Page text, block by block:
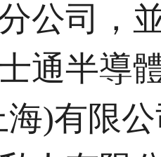
公司，
通半導
)有限